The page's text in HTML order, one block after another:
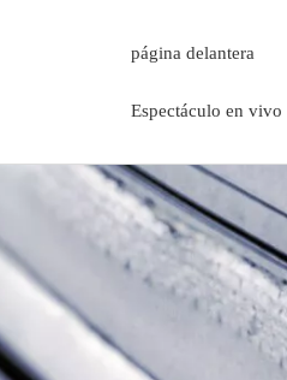
página delantera
Espectáculo en vivo